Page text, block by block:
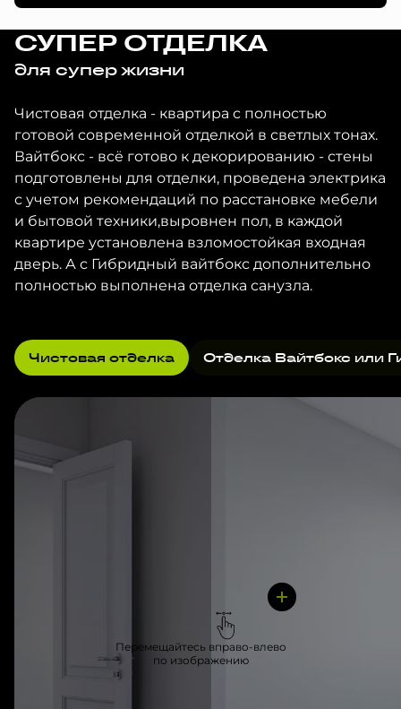
СУПЕР ОТДЕЛКА
для супер жизни
Чистовая отделка - квартира с полностью
готовой современной отделкой в светлых тонах.
Вайтбокс - всё готово к декорированию - стены
подготовлены для отделки, проведена электрика
с учетом рекомендаций по расстановке мебели
и бытовой техники,выровнен пол, в каждой
квартире установлена взломостойкая входная
дверь. А с Гибридный вайтбокс дополнительно
полностью выполнена отделка санузла.
Чистовая отделка Отделка Вайтбокс или
Перемещайтесь вправо-влево
по изображению